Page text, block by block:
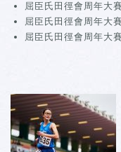
屈臣氏田徑會周年大
屈臣氏田徑會周年大
屈臣氏田徑會周年大